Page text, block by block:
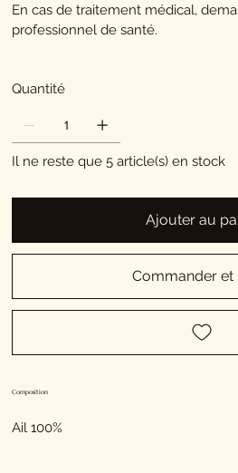
En cas de traitement médical,
professionnel de santé.
Quantité
Il ne reste que 5 article(s) en stock
Ajouter au
Commander et
Composition
Ail 100%